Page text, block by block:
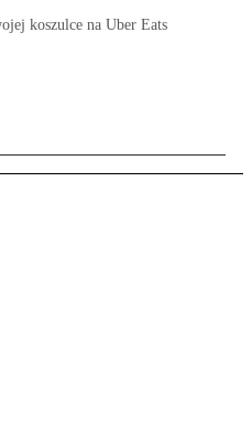
koszulce na Uber Eats